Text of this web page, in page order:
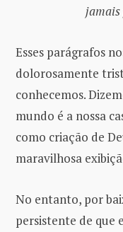
jamais
Esses parágrafos
dolorosamente
conhecemos.
mundo é a nossa
como criação de
maravilhosa
No entanto, por
persistente de que